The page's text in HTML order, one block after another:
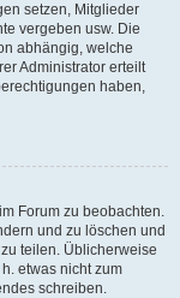
setzen, Mitglieder
vergeben usw. Die
abhängig, welche
Administrator erteilt
haben,
Forum zu beobachten.
und zu löschen und
teilen. Üblicherweise
etwas nicht zum
schreiben.